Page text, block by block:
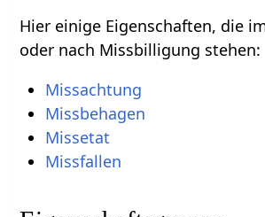
Hier einige Eigenschaften, die
oder nach Missbilligung stehen:
Missachtung
Missbehagen
Missetat
Missfallen